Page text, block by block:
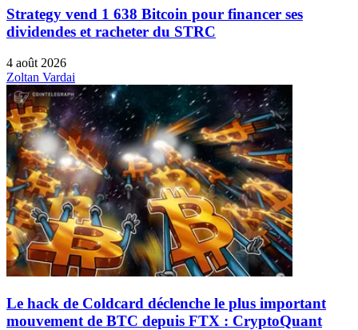
Strategy vend 1 638 Bitcoin pour financer ses
dividendes et racheter du STRC
4 août 2026
Zoltan Vardai
Le hack de Coldcard déclenche le plus important
mouvement de BTC depuis FTX : CryptoQuant